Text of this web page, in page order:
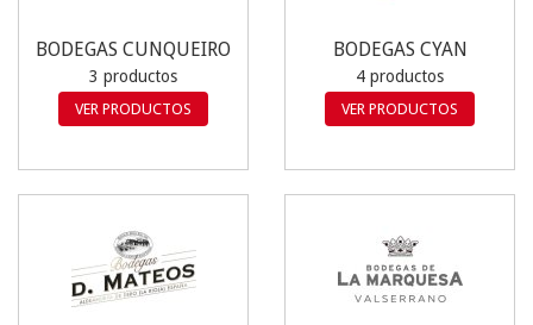
BODEGAS CUNQUEIRO
3 productos
VER PRODUCTOS
BODEGAS CYAN
4 productos
VER PRODUCTOS